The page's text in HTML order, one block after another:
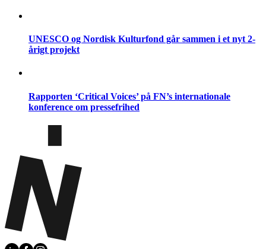
UNESCO og Nordisk Kulturfond går sammen i et nyt 2-
årigt projekt
Rapporten ‘Critical Voices’ på FN’s internationale
konference om pressefrihed